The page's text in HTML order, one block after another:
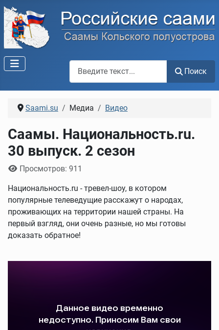
Поиск
Saami.su Медиа Видео
Саамы. Национальность.ru.
30 выпуск. 2 сезон
Информация о материале
Просмотров: 911
Национальность.ru - тревел-шоу, в котором
популярные телеведущие расскажут о народах,
проживающих на территории нашей страны. На
первый взгляд, они очень разные, но мы готовы
доказать обратное!